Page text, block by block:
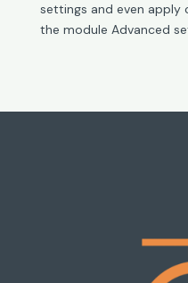
settings and even apply
the module Advanced